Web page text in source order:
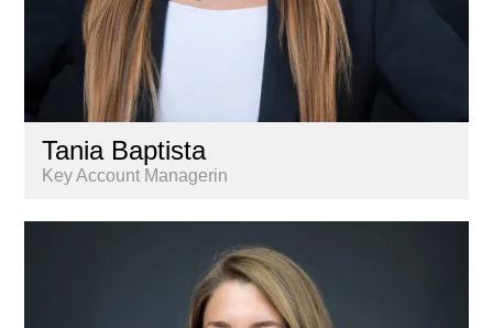
Tania Baptista
Key Account Managerin